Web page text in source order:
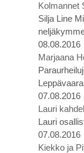
Kolmannet
Silja Line
08.08.2016
Marjaana
07.08.2016
Lauri
Lauri
07.08.2016
Kiekko ja